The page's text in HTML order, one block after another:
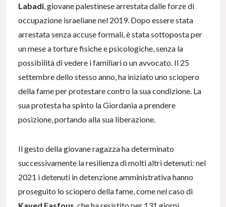
Labadi, giovane palestinese arrestata dalle forze di
occupazione israeliane nel 2019. Dopo essere stata
arrestata senza accuse formali, è stata sottoposta per
un mese a torture fisiche e psicologiche, senza la
possibilità di vedere i familiari o un avvocato. Il 25
settembre dello stesso anno, ha iniziato uno sciopero
della fame per protestare contro la sua condizione. La
sua protesta ha spinto la Giordania a prendere
posizione, portando alla sua liberazione.
Il gesto della giovane ragazza ha determinato
successivamente la resilienza di molti altri detenuti: nel
2021 i detenuti in detenzione amministrativa hanno
proseguito lo sciopero della fame, come nel caso di